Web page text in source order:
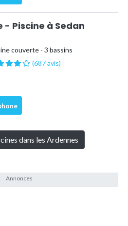
Piscine à Sedan
couverte - 3 bassins
(687 avis)
dans les Ardennes